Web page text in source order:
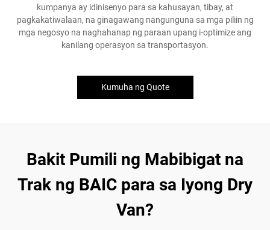
kumpanya ay idinisenyo para sa kahusayan, tibay, at
pagkakatiwalaan, na ginagawang nangunguna sa mga piliin ng
mga negosyo na naghahanap ng paraan upang i-optimize ang
kanilang operasyon sa transportasyon.
Kumuha ng Quote
Bakit Pumili ng Mabibigat na
Trak ng BAIC para sa Iyong Dry
Van?